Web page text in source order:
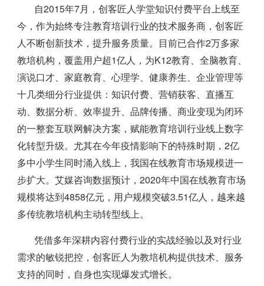
自2015年7月，创客匠人学堂知识付费平台上线至
今，作为始终专注教育培训行业的技术服务商，创客匠
人不断创新技术，提升服务质量。目前已合作2万多家
教培机构，覆盖用户超1亿人，为K12教育、全脑教育、
演说口才、家庭教育、心理学、健康养生、企业管理等
十几类细分行业提供：知识付费、营销获客、直播互
动、数据分析、效率提升、品牌传播、商业变现为闭环
的一整套互联网解决方案，赋能教育培训行业线上数字
化转型升级。尤其在今年疫情影响下的特殊时期，2亿
多中小学生同时涌入线上，我国在线教育市场规模进一
步扩大。艾媒咨询数据预计，2020年中国在线教育市场
规模将达到4858亿元，用户规模突破3.51亿人，越来越
多传统教培机构主动转型线上。
凭借多年深耕内容付费行业的实战经验以及对行业
需求的敏锐把控，创客匠人为教培机构提供技术、服务
支持的同时，自身也实现爆发式增长。